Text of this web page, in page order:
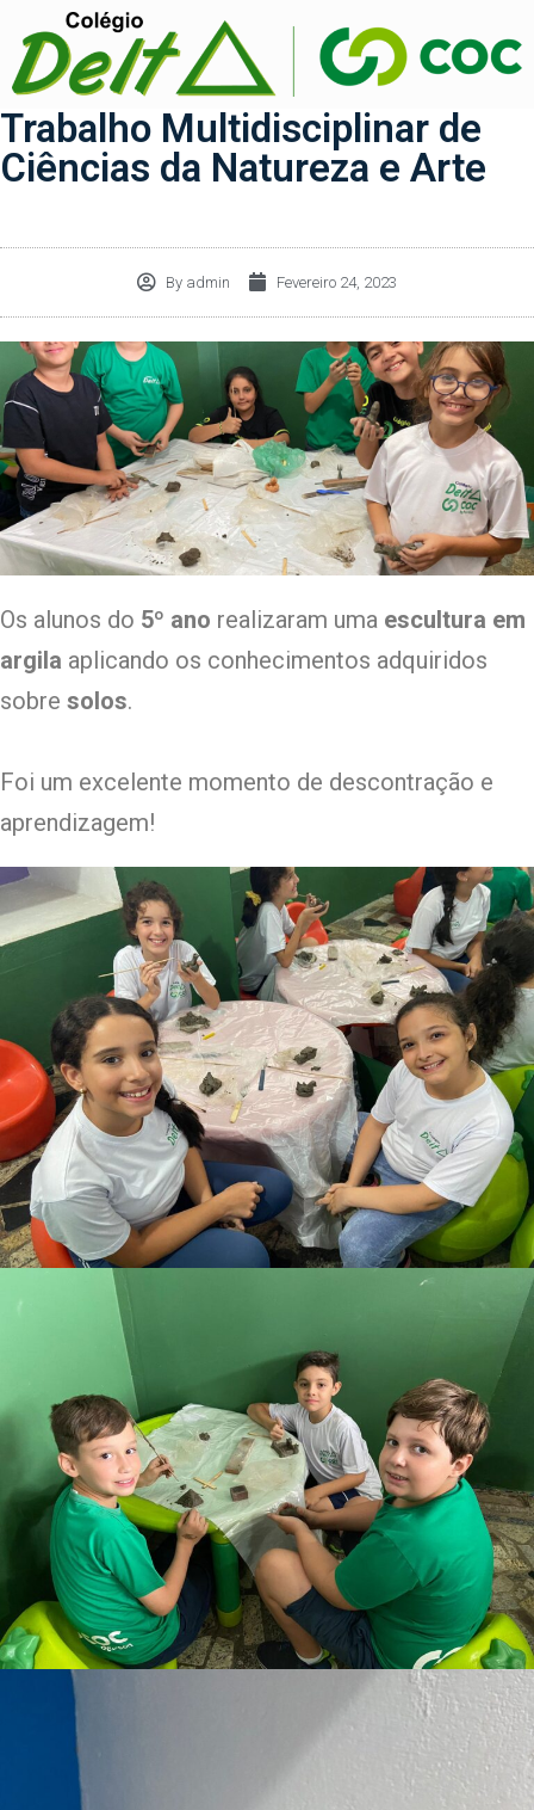
Trabalho Multidisciplinar de
Ciências da Natureza e Arte
By admin Fevereiro 24, 2023
Os alunos do 5º ano realizaram uma escultura em
argila aplicando os conhecimentos adquiridos
sobre solos.
Foi um excelente momento de descontração e
aprendizagem!